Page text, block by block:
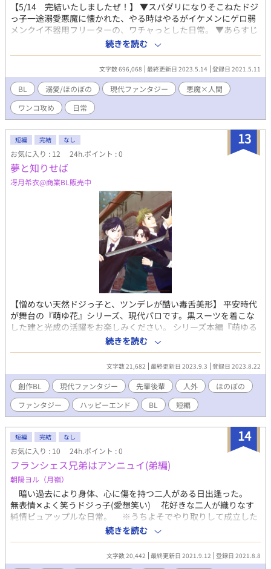
【5/14 完結いたしましたぜ！】 ▼スパダリになりそこねたドジ
っ子一途溺愛悪魔に懐かれた、やる時はやるがイケメンにゲロ弱
メンクイ不器用フリーターの、ワチャっとした日常。 ▼あらすじ
人生省エネ中のおひとり様フリーター・個々残 九蔵は、器用貧
乏でなにかと不幸な苦労人。 過去の失敗から人と深い仲を築け
ない。ハートのガードはガッチガチだ。 唯一の弱点は〝イケメ
ンに弱すぎるメンクイ〟であること。 しかし現実には冴えない
男を口説くようなロマンス系イケメンなど現れるはずもなく、九
蔵は毎日乙女ゲームのイケメンを愛でてはバイトをする代わり映
えのしない日々を送っていた。 そんなある日。 九蔵の部屋を
朝っぱらから破壊した常識知らずのぶっとび悪魔・ニューイがや
ってきて── 『ぜ、前世からずっと好きでした！ 結婚を前提
に、私に魂をくださいッ！』 「お引き取りください」 ──この
悪魔、顔が好みすぎる！ 対人関係が不器用なフリーターと物理
的に不器用な悪魔という噛み合わない二人が送るドタバタ同居ラ
ブコメディな、日常系ＢＬ開幕。 ▼個々残九蔵（24） 趣味・乙
女ゲーなメンクイフリーター。だいたいなんでもできる便利な男
前。 コミュ障オタク超絶シャイ。恥ずかしいと死ぬ。照れても
死ぬ。ハートのガードが金庫並みなため、人付き合いがとても下
手くそ。 ▼ニューイ（？） 超絶一途でゲロ甘溺愛属性なポカポ
カ系悪魔。 人間擬態モードがド美形王子様。中身はドジっ子
犬。本人は真面目に頑張っている。 九蔵に叱られると泣く。九
蔵が好きすぎてしばしば暴走する。俗世に疎い。隙あらば九蔵を
続きを読む
文字数 696,068 最終更新日 2023.5.14 登録日 2021.5.11
BL 溺愛/ほのぼの 現代ファンタジー
悪魔×人間
ワンコ攻め
日常
13
短編 完結 なし
お気に入り : 12 24h.ポイント : 0
夢と知りせば
冴月希衣@商業BL販売中
【憎めない天然ドジっ子と、ツンデレが酷い毒舌美形】 平安時代
が舞台の『萌ゆ花』シリーズ、現代パロです。黒スーツを着こな
した建と光成の活躍をお楽しみください。 シリーズ本編『萌ゆる
想いを、この花に』『妖し瞳の、艶姿』 ☆.｡.*･☆.｡.*･☆.｡.*･
☆.｡.*☆.｡.*･☆.｡.*･☆.｡.*☆ 素敵表紙は奈倉まゆみさん@heikoES
◆本文、画像の無断転載禁止◆ Reproducing all or any part of
the contents is prohibited without the author's permission.
続きを読む
文字数 21,682 最終更新日 2023.9.3 登録日 2023.8.22
創作BL 現代ファンタジー 先輩後輩 人外
ほのぼの
ファンタジー
ハッピーエンド BL 短編
14
短編 完結 なし
お気に入り : 10 24h.ポイント : 0
フランシェス兄弟はアンニュイ(弟編)
朝陽ヨル（月嶺）
暗い過去により身体、心に傷を持つ二人がある日出逢った。
無表情✕よく笑うドジっ子(愛想笑い) 花好きな二人が織りなす
純情ピュアップルな日常。 ※うちよそでやり取りして成立した
カップリングです。 ざっくりと馴れ初め話と、その後のファン
ストーリーを一話完結型の短編で掲載します。 季節や時系列など
もバラバラです。 情報提供、掲載許可はお相手様から頂いてま
す。 兄編(R18)はこちら
続きを読む
文字数 20,442 最終更新日 2021.9.12 登録日 2021.8.8